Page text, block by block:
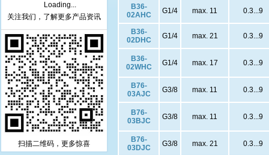
Loading...
关注我们，了解更多产品资讯
扫描二维码，更多惊喜
B36-
02AHC
G1/4 max. 11 0.3...9
B36-
02DHC
G1/4 max. 21 0.3...9
B36-
02WHC
G1/4 max. 17 0.3...9
B76-
03AJC
G3/8 max. 11 0.3...9
B76-
03BJC
G3/8 max. 11 0.3...9
B76-
03DJC
G3/8 max. 21 0.3...9